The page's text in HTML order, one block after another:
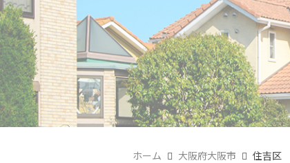
ホーム 大阪府大阪市 住吉区